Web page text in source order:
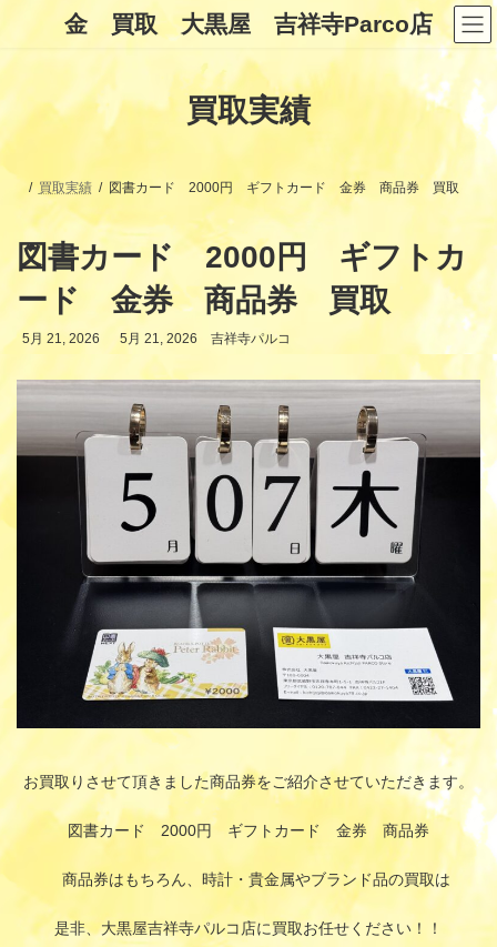
ン
キ
ッ
ー
に
移
金 買取 大黒屋 吉祥寺Parco店
買取実績
買取実績 図書カード 2000円 ギフトカード 金券 商品券 買取
図書カード 2000円 ギフトカ
ード 金券 商品券 買取
5月 21, 2026
最
日
時
5月 21, 2026 吉祥寺パルコ
お買取りさせて頂きました商品券をご紹介させていただきます。
図書カード 2000円 ギフトカード 金券 商品券
商品券はもちろん、時計・貴金属やブランド品の買取は
是非、大黒屋吉祥寺パルコ店に買取お任せください！！